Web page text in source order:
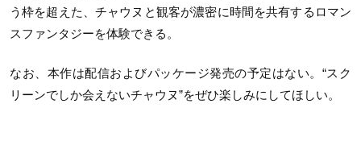
う枠を超えた、チャウヌと観客が濃密に時間を共有するロマン
スファンタジーを体験できる。
なお、本作は配信およびパッケージ発売の予定はない。“スク
リーンでしか会えないチャウヌ”をぜひ楽しみにしてほしい。